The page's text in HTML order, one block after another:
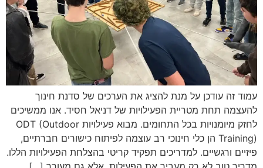
עמוד זה עודכן על מנת להציג את הערכים של סדנת חינוך
להעצמה תחת מטריית הפעילויות של דניאל חסיד. אנו ממשיכים
לחזק מיומנויות בכל התחומים. מבוא פעילויות ODT (Outdoor
Training) הן כלי חינוכי רב עוצמה לפיתוח כישורים חברתיים,
פיזיים ורגשיים. למדריכים תפקיד קריטי בהצלחת הפעילויות הללו.